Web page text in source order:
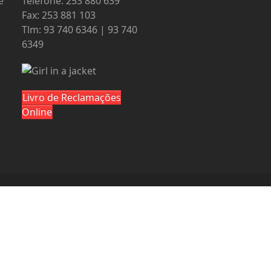
Fax: 253 881 103
Tlm: 93 740 6346 | 93 740
6349
Livro de Reclamações
Online